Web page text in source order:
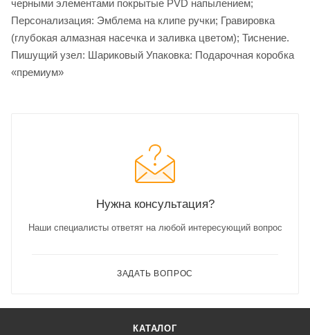
черными элементами покрытые PVD напылением;
Персонализация: Эмблема на клипе ручки; Гравировка
(глубокая алмазная насечка и заливка цветом); Тиснение.
Пишущий узел: Шариковый Упаковка: Подарочная коробка
«премиум»
Нужна консультация?
Наши специалисты ответят на любой интересующий вопрос
ЗАДАТЬ ВОПРОС
КАТАЛОГ